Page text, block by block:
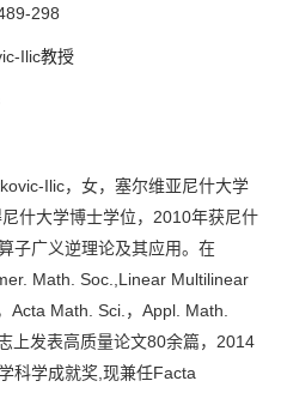
298
Ilic教授
Ilic，女，塞尔维亚尼什大学
什大学博士学位， 2010年获尼什
子广义逆理论及其应用。在
Math. Soc.,Linear Multilinear
Acta Math. Sci. ， Appl. Math.
上发表高质量论文80余篇， 2014
科学成就奖 现兼任Facta